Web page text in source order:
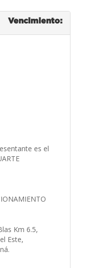
Vencimiento:
es el
Km 6.5,
Este,